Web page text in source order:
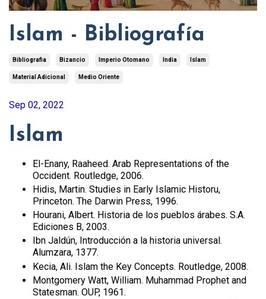
Islam - Bibliografía
Bibliografia Bizancio Imperio Otomano India Islam
Material Adicional Medio Oriente
Sep 02, 2022
Islam
El-Enany, Raaheed. Arab Representations of the
Occident. Routledge, 2006.
Hidis, Martin. Studies in Early Islamic Historu,
Princeton. The Darwin Press, 1996.
Hourani, Albert. Historia de los pueblos árabes. S.A.
Ediciones B, 2003.
Ibn Jaldún, Introducción a la historia universal.
Alumzara, 1377.
Kecia, Ali. Islam the Key Concepts. Routledge, 2008.
Montgomery Watt, William. Muhammad Prophet and
Statesman. OUP, 1961.